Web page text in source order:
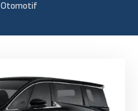
Otomotif